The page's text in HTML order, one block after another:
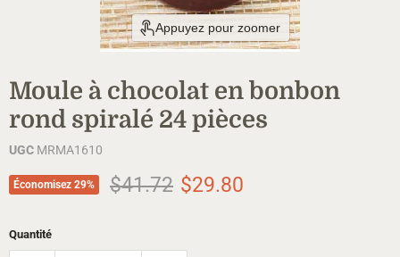
Appuyez pour zoomer
Moule à chocolat en bonbon
rond spiralé 24 pièces
UGC MRMA1610
Économisez 29% Prix d'origine
$41.72 Prix actuel
$29.80
Quantité